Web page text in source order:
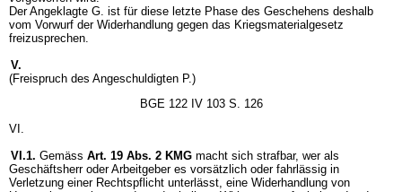
Der Angeklagte G. ist für diese letzte Phase des Geschehens deshalb
vom Vorwurf der Widerhandlung gegen das Kriegsmaterialgesetz
freizusprechen.
V.
(Freispruch des Angeschuldigten P.)
BGE 122 IV 103 S. 126
VI.
VI.1. Gemäss Art. 19 Abs. 2 KMG macht sich strafbar, wer als
Geschäftsherr oder Arbeitgeber es vorsätzlich oder fahrlässig in
Verletzung einer Rechtspflicht unterlässt, eine Widerhandlung von